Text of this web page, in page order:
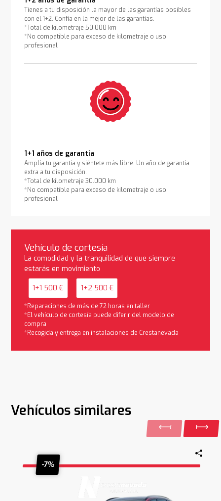
Tienes a tu disposición la mayor de las garantías posibles
con el 1+2. Confía en la mejor de las garantías.
*Total de kilometraje 50.000 km
*No compatible para exceso de kilometraje o uso
profesional
1+1 años de garantía
Amplía tu garantía y siéntete más libre. Un año de garantía
extra a tu disposición.
*Total de kilometraje 30.000 km
*No compatible para exceso de kilometraje o uso
profesional
Vehículo de cortesía
La comodidad y la tranquilidad de que siempre
estarás en movimiento
1+1 500 € 1+2 500 €
*Reparaciones de más de 72 horas en taller
*El vehículo de cortesía puede diferir del modelo de
compra
*Recogida y entrega en instalaciones de Crestanevada
Vehículos similares
-7%